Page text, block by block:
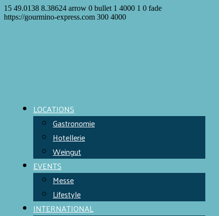
15 49.0138 8.38624 arrow 0 bullet 1 4000 1 0 fade
https://gourmino-express.com 300 4000
LOCATIONS
Gastronomie
Hotellerie
Weingut
EVENTS
Messe
Lifestyle
INTERNATIONAL